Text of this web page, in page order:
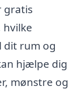
gratis
dit rum og
hjælpe dig
mønstre og